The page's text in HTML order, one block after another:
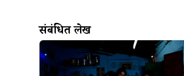
संबंधित लेख